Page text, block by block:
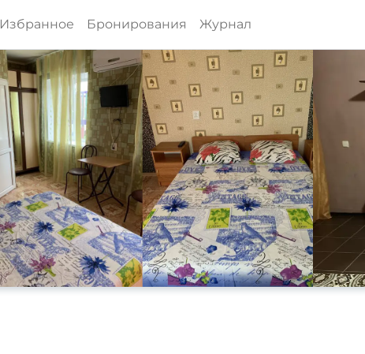
Избранное Бронирования Журнал